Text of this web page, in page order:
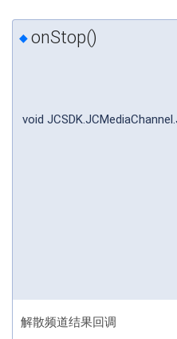
◆ onStop()
void
解散频道结果回调